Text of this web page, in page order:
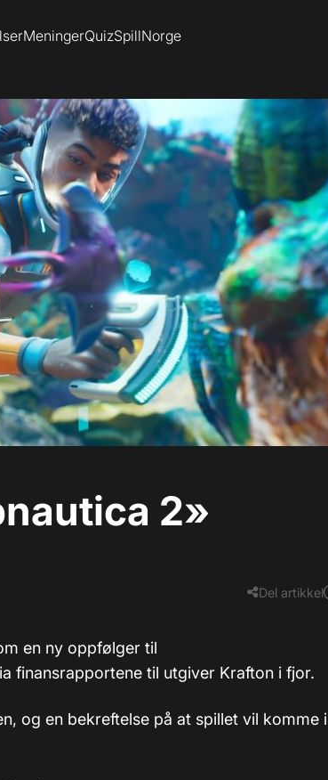
MeningerQuizSpillNorge
2»
Del artikkel
en ny oppfølger til
finansrapportene til utgiver Krafton i fjor.
og en bekreftelse på at spillet vil komme i